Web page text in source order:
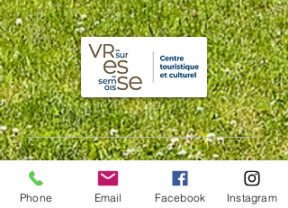
Compagnie des Bois S.A.
Phone Email Facebook Instagram